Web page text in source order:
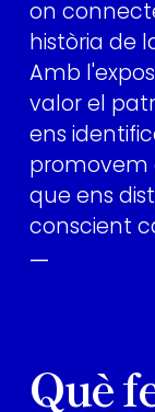
on
història de
Amb
valor el
ens
promovem
que ens
conscient
—
Què